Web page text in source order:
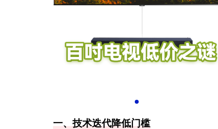
一、技术迭代降低门槛